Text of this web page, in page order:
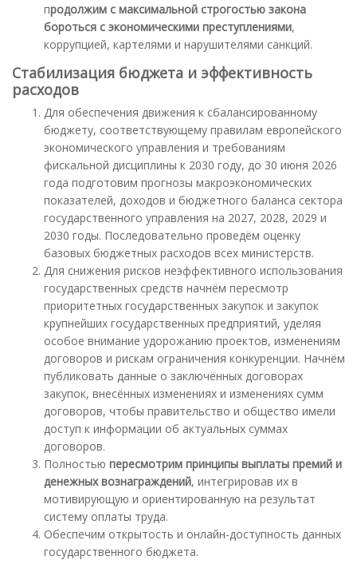
продолжим с максимальной строгостью закона
бороться с экономическими преступлениями,
коррупцией, картелями и нарушителями санкций.
Стабилизация бюджета и эффективность
расходов
Для обеспечения движения к сбалансированному
бюджету, соответствующему правилам европейского
экономического управления и требованиям
фискальной дисциплины к 2030 году, до 30 июня 2026
года подготовим прогнозы макроэкономических
показателей, доходов и бюджетного баланса сектора
государственного управления на 2027, 2028, 2029 и
2030 годы. Последовательно проведём оценку
базовых бюджетных расходов всех министерств.
Для снижения рисков неэффективного использования
государственных средств начнём пересмотр
приоритетных государственных закупок и закупок
крупнейших государственных предприятий, уделяя
особое внимание удорожанию проектов, изменениям
договоров и рискам ограничения конкуренции. Начнём
публиковать данные о заключённых договорах
закупок, внесённых изменениях и изменениях сумм
договоров, чтобы правительство и общество имели
доступ к информации об актуальных суммах
договоров.
Полностью пересмотрим принципы выплаты премий и
денежных вознаграждений, интегрировав их в
мотивирующую и ориентированную на результат
систему оплаты труда.
Обеспечим открытость и онлайн-доступность данных
государственного бюджета.